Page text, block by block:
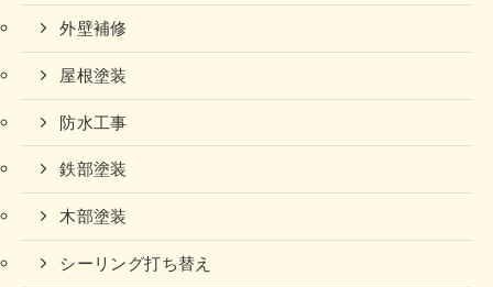
外壁補修
屋根塗装
防水工事
鉄部塗装
木部塗装
シーリング打ち替え